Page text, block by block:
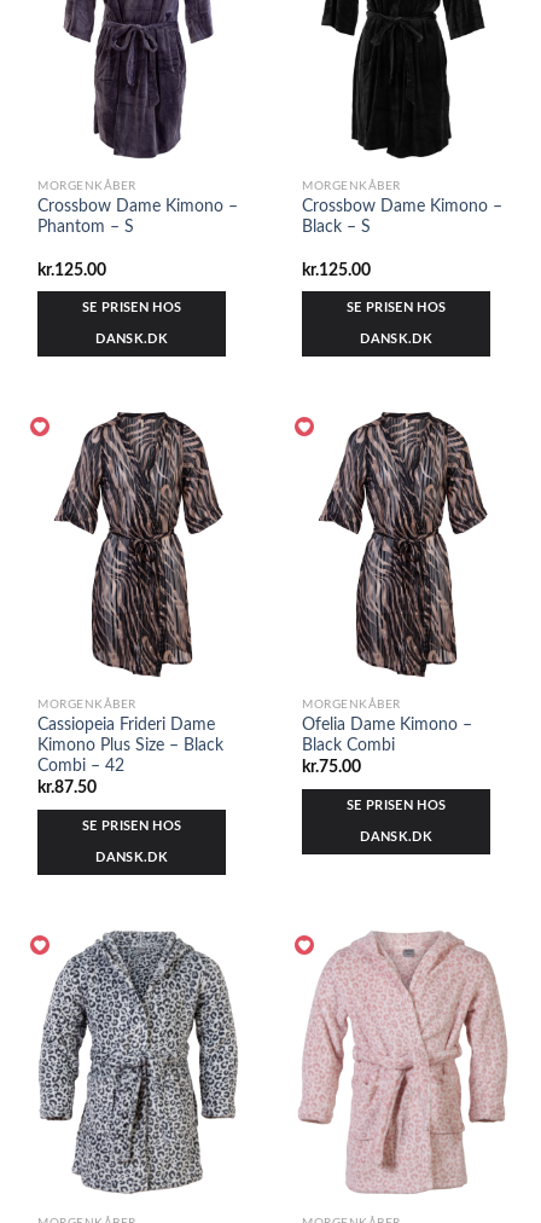
MORGENKÅBER
Crossbow Dame Kimono –
Phantom – S
kr.125.00
SE PRISEN HOS
DANSK.DK
MORGENKÅBER
Crossbow Dame Kimono –
Black – S
kr.125.00
SE PRISEN HOS
DANSK.DK
MORGENKÅBER
Cassiopeia Frideri Dame
Kimono Plus Size – Black
Combi – 42
kr.87.50
SE PRISEN HOS
DANSK.DK
MORGENKÅBER
Ofelia Dame Kimono –
Black Combi
kr.75.00
SE PRISEN HOS
DANSK.DK